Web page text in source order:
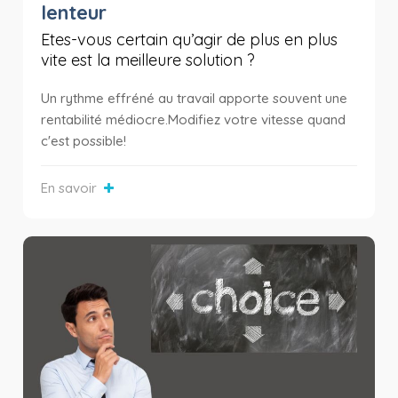
lenteur
Etes-vous certain qu’agir de plus en plus
vite est la meilleure solution ?
Un rythme effréné au travail apporte souvent une
rentabilité médiocre.Modifiez votre vitesse quand
c'est possible!
En savoir